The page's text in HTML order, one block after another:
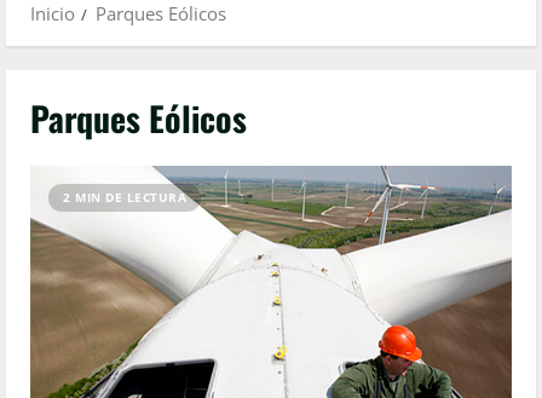
Inicio Parques Eólicos
Parques Eólicos
2 MIN DE LECTURA